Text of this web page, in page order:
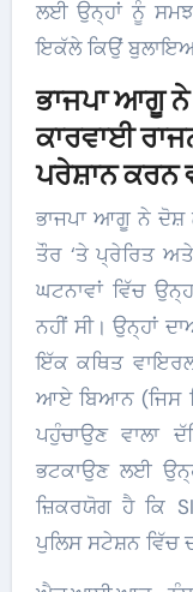
ਲਈ ਉਨ੍ਹਾਂ ਨੂੰ ਸਮਝ
ਇਕੱਲੇ ਕਿਉਂ
ਭਾਜਪਾ ਆਗੂ
ਕਾਰਵਾਈ
ਪਰੇਸ਼ਾਨ ਕਰਨ
​ਭਾਜਪਾ ਆਗੂ ਨੇ ਦੋਸ਼
ਤੌਰ ‘ਤੇ ਪ੍ਰੇਰਿਤ
ਘਟਨਾਵਾਂ ਵਿੱਚ
ਨਹੀਂ ਸੀ। ਉਨ੍ਹਾਂ
ਇੱਕ ਕਥਿਤ
ਆਏ ਬਿਆਨ (ਜਿਸ
ਪਹੁੰਚਾਉਣ ਵਾਲਾ
ਭਟਕਾਉਣ ਲਈ
ਜ਼ਿਕਰਯੋਗ ਹੈ ਕਿ
ਪੁਲਿਸ ਸਟੇਸ਼ਨ ਵਿੱਚ